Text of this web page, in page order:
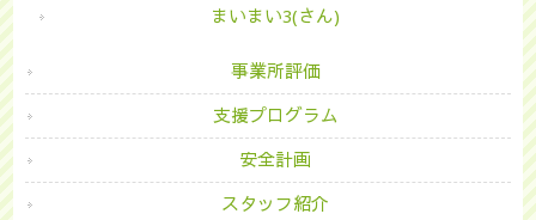
まいまい3(さん)
事業所評価
支援プログラム
安全計画
スタッフ紹介